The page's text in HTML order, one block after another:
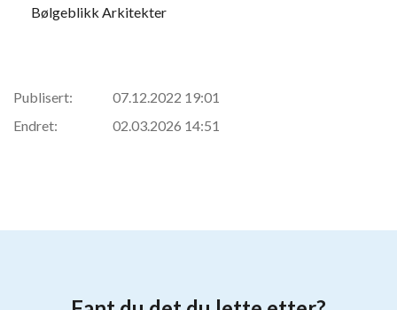
Bølgeblikk Arkitekter
Publisert:
07.12.2022 19:01
Endret:
02.03.2026 14:51